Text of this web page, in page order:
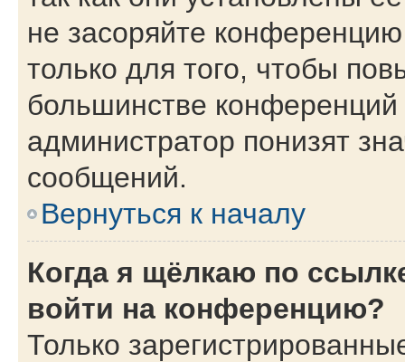
не засоряйте
только для того, чтобы
большинстве
администратор понизят
сообщений.
Вернуться к началу
Когда я щёлкаю по
войти на конференцию?
Только